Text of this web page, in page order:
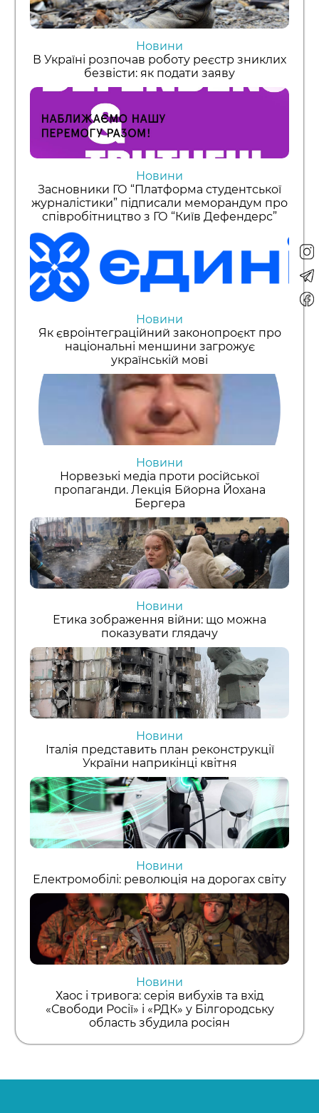
Новини
В Україні розпочав роботу реєстр зниклих
безвісти: як подати заяву
Новини
Засновники ГО “Платформа студентської
журналістики” підписали меморандум про
співробітництво з ГО “Київ Дефендерс”
Новини
Як євроінтеграційний законопроєкт про
національні меншини загрожує
українській мові
Новини
Норвезькі медіа проти російської
пропаганди. Лекція Бйорна Йохана
Бергера
Новини
Етика зображення війни: що можна
показувати глядачу
Новини
Італія представить план реконструкції
України наприкінці квітня
Новини
Електромобілі: революція на дорогах світу
Новини
Хаос і тривога: серія вибухів та вхід
«Свободи Росії» і «РДК» у Білгородську
область збудила росіян